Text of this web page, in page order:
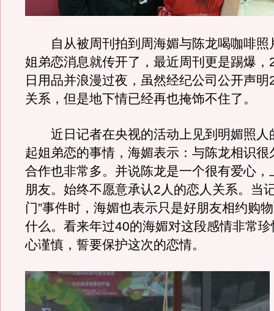
自从被周刊拍到周海媚与陈龙喝咖啡照
姐弟恋消息就传开了，最近周刊更是踢爆，
日用品并浪漫过夜，虽然经纪公司公开声明
关系，但是地下情已经再也掩饰不住了。
近日记者在央视的活动上见到明媚照人
起姐弟恋的事情，海媚表示：与陈龙相识很
合作也非常多。并说陈龙是一个很有爱心，
朋友。始终不愿意承认2人的恋人关系。当
门”事件时，海媚也表示只是好朋友相约购
什么。看来年过40的海媚对这段感情非常
心谨慎，誓要保护这次的恋情。